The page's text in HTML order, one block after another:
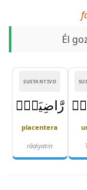
Él
SUSTANTIVO
رَّاضِيَةٍۢ
placentera
rāḍiyatin